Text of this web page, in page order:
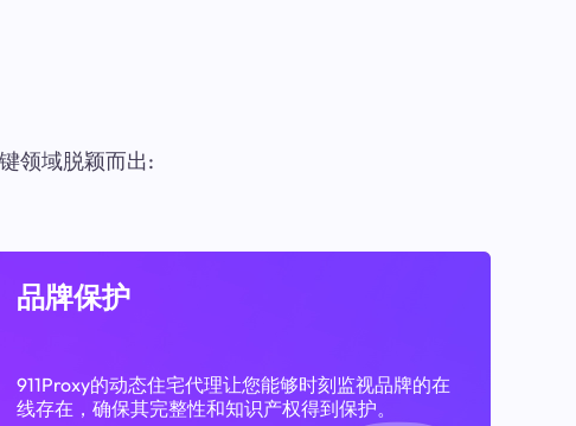
领域脱颖而出:
品牌保护
911Proxy的动态住宅代理让您能够时刻监视品牌的在
线存在，确保其完整性和知识产权得到保护。